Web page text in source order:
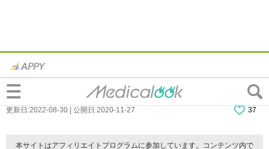
ストレス・疲れが原因で「片目がぼやけ
る」“ぶどう膜炎”かも
更新日:2022-08-30 | 公開日:2020-11-27 37
本サイトはアフィリエイトプログラムに参加しています。コンテンツ内で